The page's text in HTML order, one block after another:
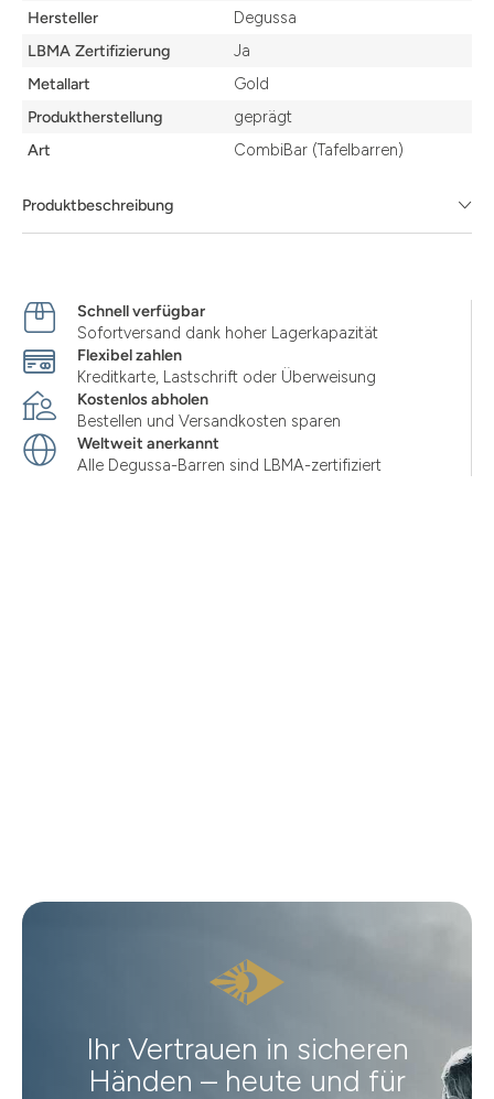
Produktbeschreibung
Hersteller
Degussa
LBMA Zertifizierung
Ja
Metallart
Gold
Produktherstellung
geprägt
Art
CombiBar (Tafelbarren)
Schnell verfügbar
Sofortversand dank hoher Lagerkapazität
Flexibel zahlen
Kreditkarte, Lastschrift oder Überweisung
Kostenlos abholen
Bestellen und Versandkosten sparen
Weltweit anerkannt
Alle Degussa-Barren sind LBMA-zertifiziert
Ihr Vertrauen in sicheren
Händen – heute und für